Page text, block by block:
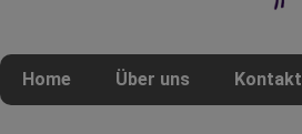
Home Über uns Kontakt